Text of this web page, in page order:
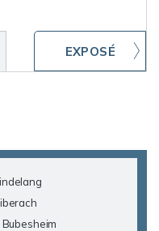
Bubesheim